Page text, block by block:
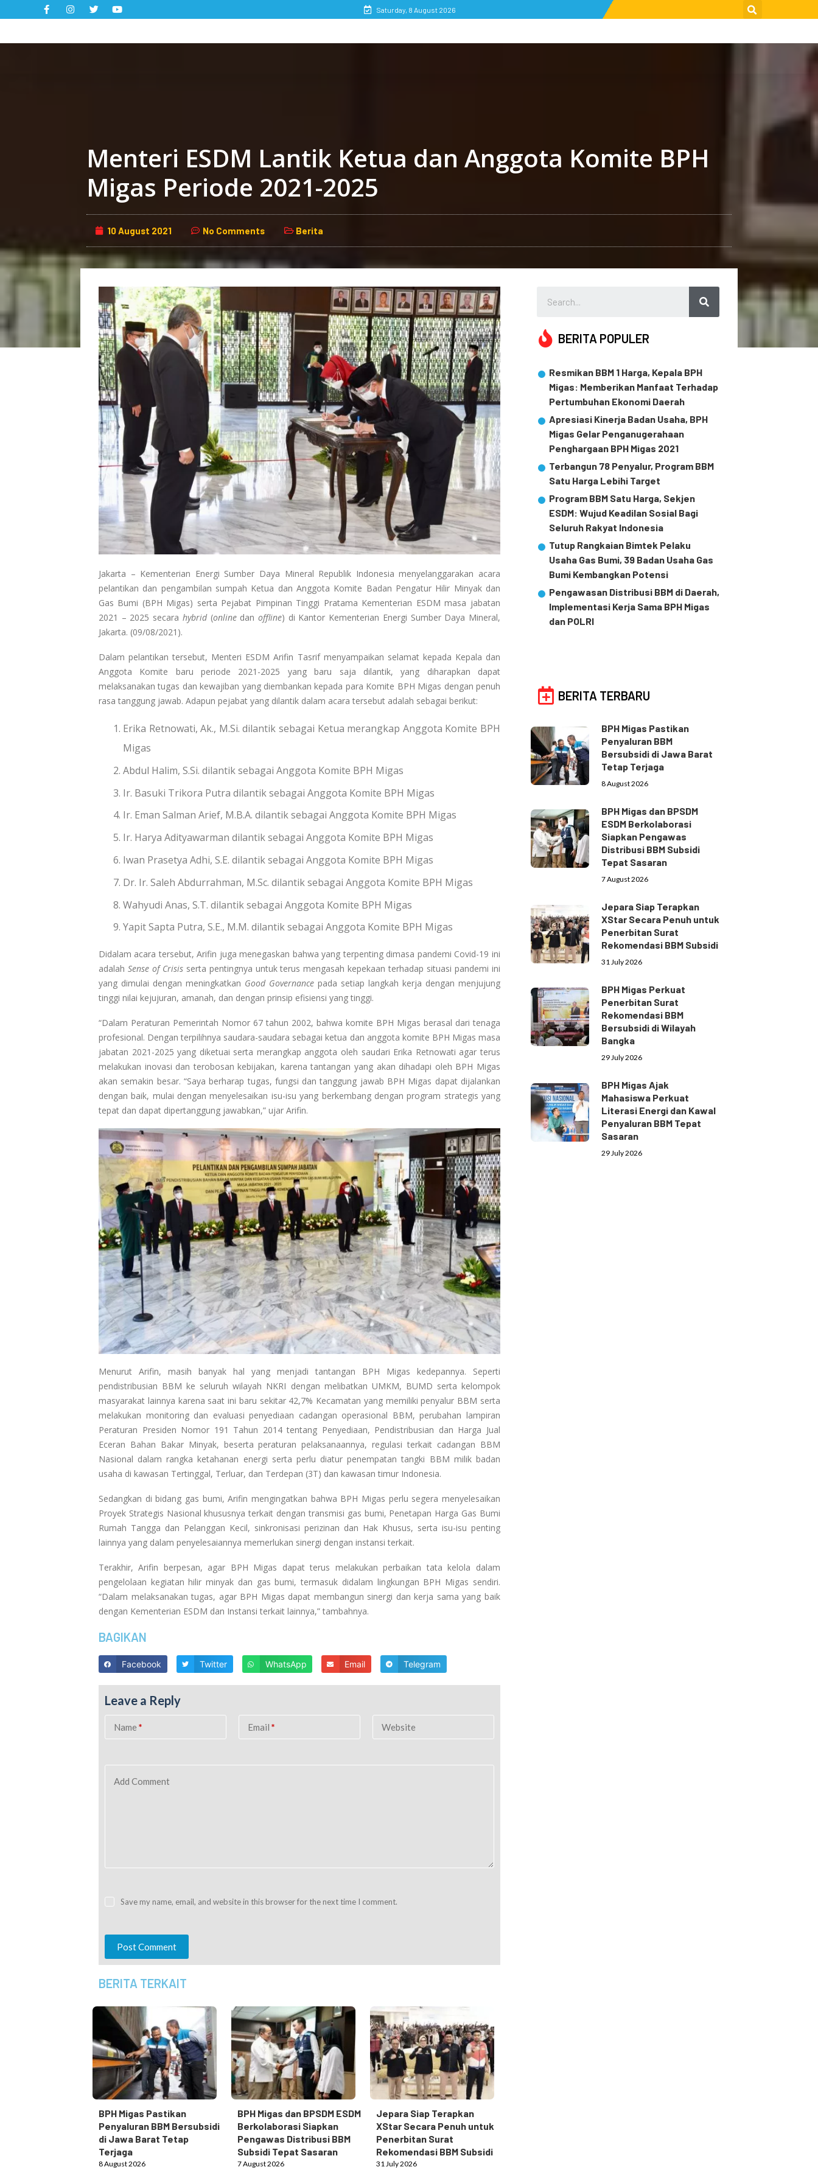
i
Saturday, 8 August 2026
Menteri ESDM Lantik Ketua dan Anggota Komite BPH
Migas Periode 2021-2025
10 August 2021 No Comments Berita
Jakarta – Kementerian Energi Sumber Daya Mineral Republik Indonesia menyelanggarakan acara
pelantikan dan pengambilan sumpah Ketua dan Anggota Komite Badan Pengatur Hilir Minyak dan
Gas Bumi (BPH Migas) serta Pejabat Pimpinan Tinggi Pratama Kementerian ESDM masa jabatan
2021 – 2025 secara hybrid(onlinedanoffline) di Kantor Kementerian Energi Sumber Daya Mineral,
Jakarta. (09/08/2021).
Dalam pelantikan tersebut, Menteri ESDM Arifin Tasrif menyampaikan selamat kepada Kepala dan
Anggota Komite baru periode 2021-2025 yang baru saja dilantik, yang diharapkan dapat
melaksanakan tugas dan kewajiban yang diembankan kepada para Komite BPH Migas dengan penuh
rasa tanggung jawab. Adapun pejabat yang dilantik dalam acara tersebut adalah sebagai berikut:
Erika Retnowati, Ak., M.Si. dilantik sebagai Ketua merangkap Anggota Komite BPH
Migas
Abdul Halim, S.Si. dilantik sebagai Anggota Komite BPH Migas
Ir. Basuki Trikora Putra dilantik sebagai Anggota Komite BPH Migas
Ir. Eman Salman Arief, M.B.A. dilantik sebagai Anggota Komite BPH Migas
Ir. Harya Adityawarman dilantik sebagai Anggota Komite BPH Migas
Iwan Prasetya Adhi, S.E. dilantik sebagai Anggota Komite BPH Migas
Dr. Ir. Saleh Abdurrahman, M.Sc. dilantik sebagai Anggota Komite BPH Migas
Wahyudi Anas, S.T. dilantik sebagai Anggota Komite BPH Migas
Yapit Sapta Putra, S.E., M.M. dilantik sebagai Anggota Komite BPH Migas
Didalam acara tersebut, Arifin juga menegaskan bahwa yang terpenting dimasa pandemi Covid-19 ini
adalah Sense of Crisisserta pentingnya untuk terus mengasah kepekaan terhadap situasi pandemi ini
yang dimulai dengan meningkatkan Good Governance pada setiap langkah kerja dengan menjujung
tinggi nilai kejujuran, amanah, dan dengan prinsip efisiensi yang tinggi.
“Dalam Peraturan Pemerintah Nomor 67 tahun 2002, bahwa komite BPH Migas berasal dari tenaga
profesional. Dengan terpilihnya saudara-saudara sebagai ketua dan anggota komite BPH Migas masa
jabatan 2021-2025 yang diketuai serta merangkap anggota oleh saudari Erika Retnowati agar terus
melakukan inovasi dan terobosan kebijakan, karena tantangan yang akan dihadapi oleh BPH Migas
akan semakin besar. “Saya berharap tugas, fungsi dan tanggung jawab BPH Migas dapat dijalankan
dengan baik, mulai dengan menyelesaikan isu-isu yang berkembang dengan program strategis yang
tepat dan dapat dipertanggung jawabkan,” ujar Arifin.
Menurut Arifin, masih banyak hal yang menjadi tantangan BPH Migas kedepannya. Seperti
pendistribusian BBM ke seluruh wilayah NKRI dengan melibatkan UMKM, BUMD serta kelompok
masyarakat lainnya karena saat ini baru sekitar 42,7% Kecamatan yang memiliki penyalur BBM serta
melakukan monitoring dan evaluasi penyediaan cadangan operasional BBM, perubahan lampiran
Peraturan Presiden Nomor 191 Tahun 2014 tentang Penyediaan, Pendistribusian dan Harga Jual
Eceran Bahan Bakar Minyak, beserta peraturan pelaksanaannya, regulasi terkait cadangan BBM
Nasional dalam rangka ketahanan energi serta perlu diatur penempatan tangki BBM milik badan
usaha di kawasan Tertinggal, Terluar, dan Terdepan (3T) dan kawasan timur Indonesia.
Sedangkan di bidang gas bumi, Arifin mengingatkan bahwa BPH Migas perlu segera menyelesaikan
Proyek Strategis Nasional khususnya terkait dengan transmisi gas bumi, Penetapan Harga Gas Bumi
Rumah Tangga dan Pelanggan Kecil, sinkronisasi perizinan dan Hak Khusus, serta isu-isu penting
lainnya yang dalam penyelesaiannya memerlukan sinergi dengan instansi terkait.
Terakhir, Arifin berpesan, agar BPH Migas dapat terus melakukan perbaikan tata kelola dalam
pengelolaan kegiatan hilir minyak dan gas bumi, termasuk didalam lingkungan BPH Migas sendiri.
“Dalam melaksanakan tugas, agar BPH Migas dapat membangun sinergi dan kerja sama yang baik
dengan Kementerian ESDM dan Instansi terkait lainnya,” tambahnya.
BAGIKAN
Facebook Twitter WhatsApp Email Telegram
Leave a Reply
Name * Email * Website
Add Comment
Save my name, email, and website in this browser for the next time I comment.
Post Comment
BERITA TERKAIT
BPH Migas Pastikan
Penyaluran BBM Bersubsidi
di Jawa Barat Tetap
Terjaga
8 August 2026
BPH Migas dan BPSDM ESDM
Berkolaborasi Siapkan
Pengawas Distribusi BBM
Subsidi Tepat Sasaran
7 August 2026
Jepara Siap Terapkan
XStar Secara Penuh untuk
Penerbitan Surat
Rekomendasi BBM Subsidi
31 July 2026
BERITA POPULER
Resmikan BBM 1 Harga, Kepala BPH
Migas: Memberikan Manfaat Terhadap
Pertumbuhan Ekonomi Daerah
Apresiasi Kinerja Badan Usaha, BPH
Migas Gelar Penganugerahaan
Penghargaan BPH Migas 2021
Terbangun 78 Penyalur, Program BBM
Satu Harga Lebihi Target
Program BBM Satu Harga, Sekjen
ESDM: Wujud Keadilan Sosial Bagi
Seluruh Rakyat Indonesia
Tutup Rangkaian Bimtek Pelaku
Usaha Gas Bumi, 39 Badan Usaha Gas
Bumi Kembangkan Potensi
Pengawasan Distribusi BBM di Daerah,
Implementasi Kerja Sama BPH Migas
dan POLRI
BERITA TERBARU
BPH Migas Pastikan
Penyaluran BBM
Bersubsidi di Jawa Barat
Tetap Terjaga
8 August 2026
BPH Migas dan BPSDM
ESDM Berkolaborasi
Siapkan Pengawas
Distribusi BBM Subsidi
Tepat Sasaran
7 August 2026
Jepara Siap Terapkan
XStar Secara Penuh untuk
Penerbitan Surat
Rekomendasi BBM Subsidi
31 July 2026
BPH Migas Perkuat
Penerbitan Surat
Rekomendasi BBM
Bersubsidi di Wilayah
Bangka
29 July 2026
BPH Migas Ajak
Mahasiswa Perkuat
Literasi Energi dan Kawal
Penyaluran BBM Tepat
Sasaran
29 July 2026